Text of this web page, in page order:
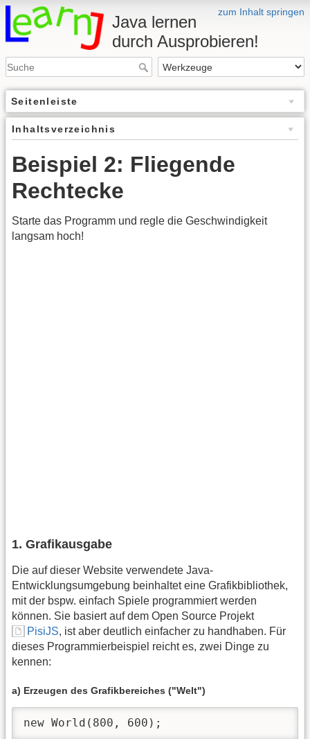
zum Inhalt springen
Java lernen
durch Ausprobieren!
Seitenleiste
Inhaltsverzeichnis
Beispiel 2: Fliegende
Rechtecke
Starte das Programm und regle die Geschwindigkeit
langsam hoch!
1. Grafikausgabe
Die auf dieser Website verwendete Java-
Entwicklungsumgebung beinhaltet eine Grafikbibliothek,
mit der bspw. einfach Spiele programmiert werden
können. Sie basiert auf dem Open Source Projekt
PisiJS, ist aber deutlich einfacher zu handhaben. Für
dieses Programmierbeispiel reicht es, zwei Dinge zu
kennen:
a) Erzeugen des Grafikbereiches ("Welt")
new World(800, 600);